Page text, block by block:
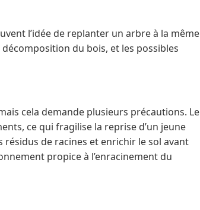
l’idée de replanter un arbre à la même
du bois, et les possibles
cela demande plusieurs précautions. Le
ce qui fragilise la reprise d’un jeune
de racines et enrichir le sol avant
propice à l’enracinement du